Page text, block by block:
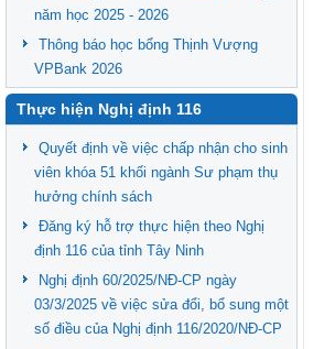
năm học 2025 - 2026
Thông báo học bổng Thịnh Vượng
VPBank 2026
Thực hiện Nghị định 116
Quyết định về việc chấp nhận cho sinh
viên khóa 51 khối ngành Sư phạm thụ
hưởng chính sách
Đăng ký hỗ trợ thực hiện theo Nghị
định 116 của tỉnh Tây Ninh
Nghị định 60/2025/NĐ-CP ngày
03/3/2025 về việc sửa đổi, bổ sung một
số điều của Nghị định 116/2020/NĐ-CP